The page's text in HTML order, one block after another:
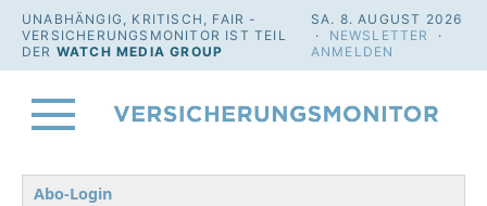
UNABHÄNGIG, KRITISCH, FAIR -
VERSICHERUNGSMONITOR IST TEIL
DER WATCH MEDIA GROUP
SA. 8. AUGUST 2026
· NEWSLETTER
·
ANMELDEN
Abo-Login